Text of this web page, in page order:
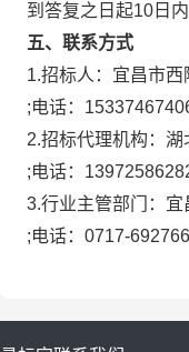
到答复之日起10日
五、联系方式
1.招标人：宜昌市
;电话：
2.招标代理机构：
;电话：
3.行业主管部门：
;电话：0717-